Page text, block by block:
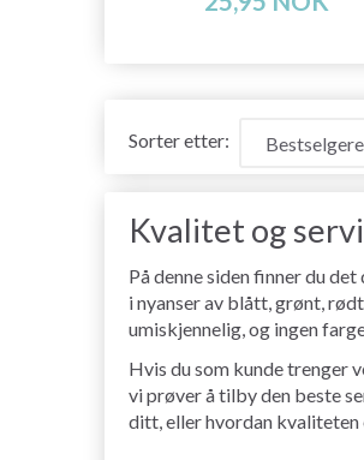
Sorter etter:
Kvalitet og
På denne siden finner du
i nyanser av blått, grønt,
umiskjennelig, og ingen
Hvis du som kunde trenger
vi prøver å tilby den beste
ditt, eller hvordan kvaliteten